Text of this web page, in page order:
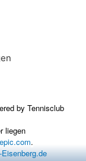
by Tennisclub
liegen
.
Eisenberg.de